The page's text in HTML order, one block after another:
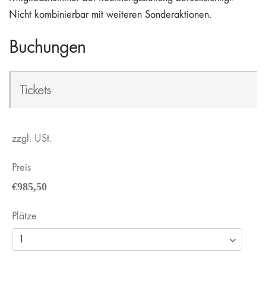
Nicht kombinierbar mit weiteren Sonderaktionen.
Buchungen
Tickets
zzgl. USt.
Preis
€985,50
Plätze